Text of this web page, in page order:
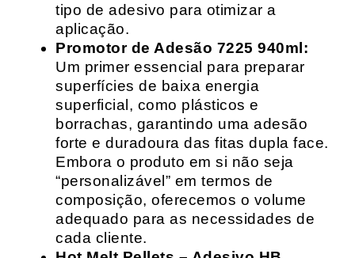
tipo de adesivo para otimizar a
aplicação.
Promotor de Adesão 7225 940ml:
Um primer essencial para preparar
superfícies de baixa energia
superficial, como plásticos e
borrachas, garantindo uma adesão
forte e duradoura das fitas dupla face.
Embora o produto em si não seja
“personalizável” em termos de
composição, oferecemos o volume
adequado para as necessidades de
cada cliente.